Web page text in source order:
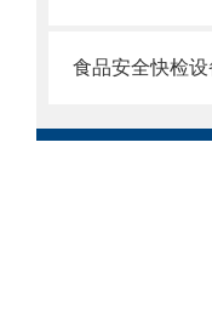
食品安全快检